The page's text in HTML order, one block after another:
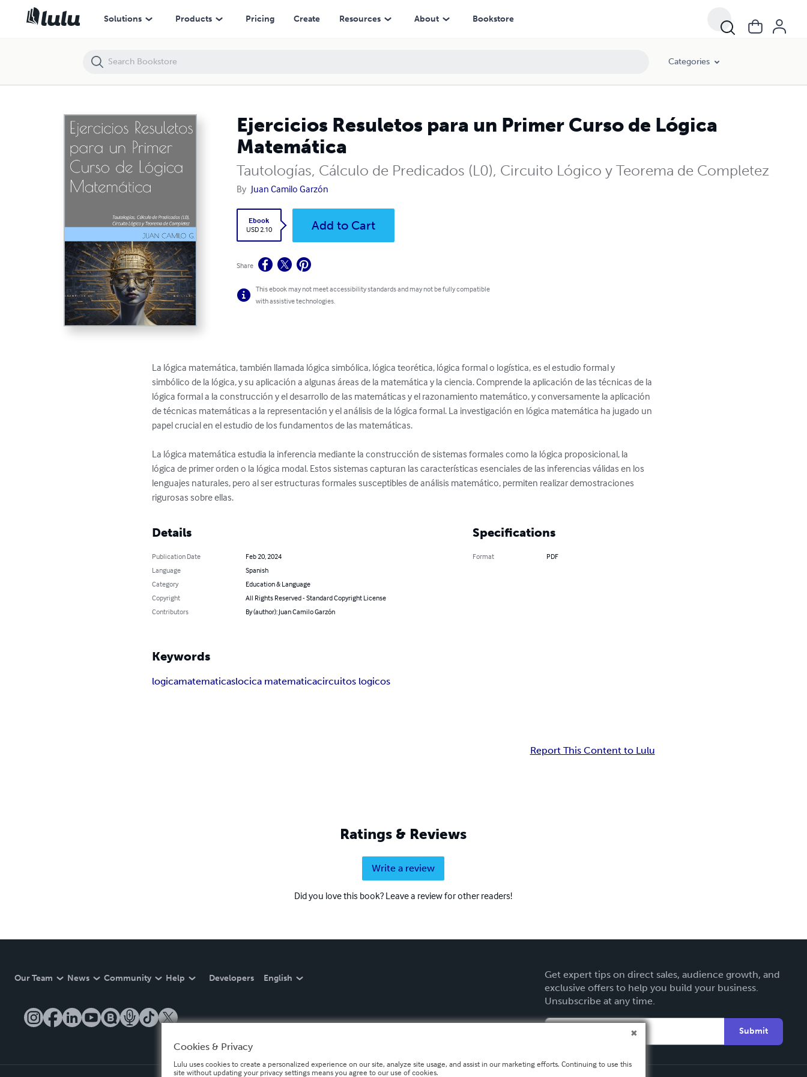
Solutions Products Pricing Create Resources About Bookstore
Categories
Ejercicios Resuletos para un Primer Curso de Lógica
Matemática
Tautologías, Cálculo de Predicados (L0), Circuito Lógico y Teorema de Completez
By Juan Camilo Garzón
Ebook
USD 2.10
Add to Cart
Share
This ebook may not meet accessibility standards and may not be fully compatible
with assistive technologies.
La lógica matemática, también llamada lógica simbólica, lógica teorética, lógica formal o logística, es el estudio formal y
simbólico de la lógica, y su aplicación a algunas áreas de la matemática y la ciencia. Comprende la aplicación de las técnicas de la
lógica formal a la construcción y el desarrollo de las matemáticas y el razonamiento matemático, y conversamente la aplicación
de técnicas matemáticas a la representación y el análisis de la lógica formal. La investigación en lógica matemática ha jugado un
papel crucial en el estudio de los fundamentos de las matemáticas.
La lógica matemática estudia la inferencia mediante la construcción de sistemas formales como la lógica proposicional, la
lógica de primer orden o la lógica modal. Estos sistemas capturan las características esenciales de las inferencias válidas en los
lenguajes naturales, pero al ser estructuras formales susceptibles de análisis matemático, permiten realizar demostraciones
rigurosas sobre ellas.
Details
Publication Date
Feb 20, 2024
Language
Spanish
Category
Education & Language
Copyright
All Rights Reserved - Standard Copyright License
Contributors
By (author): Juan Camilo Garzón
Specifications
Format PDF
Keywords
logicamatematicaslocica matematicacircuitos logicos
Report This Content to Lulu
Ratings & Reviews
Write a review
Did you love this book? Leave a review for other readers!
Our Team News Community Help Developers English
Get expert tips on direct sales, audience growth, and
exclusive offers to help you build your business.
Unsubscribe at any time.
Submit
Ejercicios Resuletos para un Primer Curso de Lógica Matemática
Cookies & Privacy
Lulu uses cookies to create a personalized experience on our site, analyze site usage, and assist in our marketing efforts. Continuing to use this
site without updating your privacy settings means you agree to our use of cookies.